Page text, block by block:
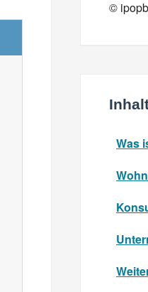
©
Was